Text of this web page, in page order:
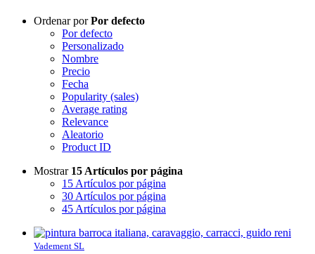
Ordenar porPor defecto
Por defecto
Personalizado
Nombre
Precio
Fecha
Popularity (sales)
Average rating
Relevance
Aleatorio
Product ID
Mostrar 15 Artículos por página
15 Artículos por página
30 Artículos por página
45 Artículos por página
Vadement SL